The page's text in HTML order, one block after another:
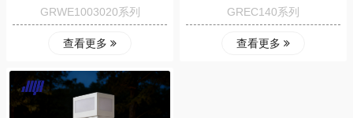
GRWE1003020系列
查看更多
GREC140系列
查看更多